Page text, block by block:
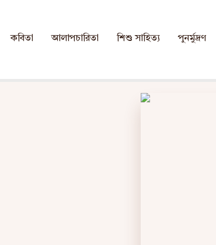
কবিতা আলাপচারিতা শিশু সাহিত্য পুনর্মুদ্রণ